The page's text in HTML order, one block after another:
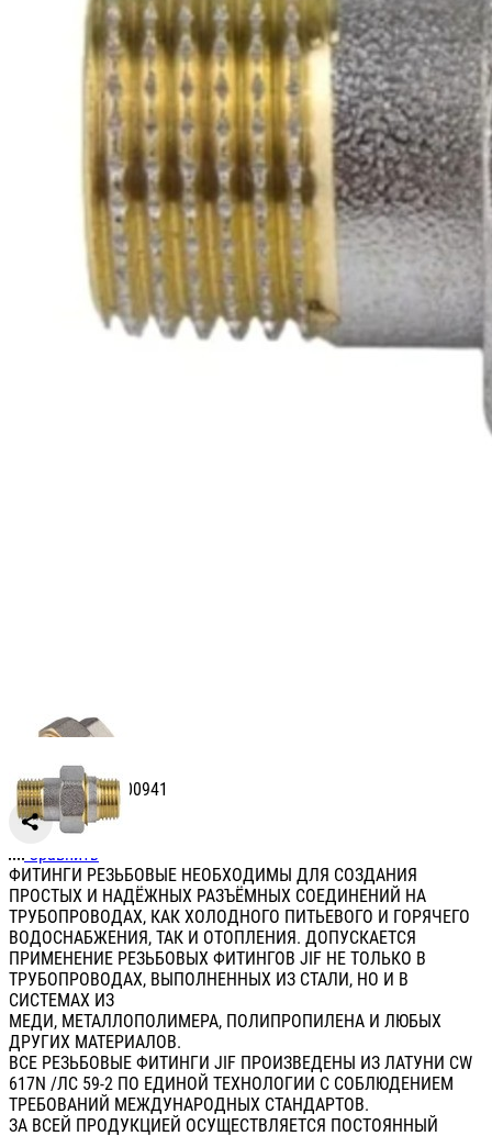
Артикул: УТ-00000941
Сравнить
ФИТИНГИ РЕЗЬБОВЫЕ НЕОБХОДИМЫ ДЛЯ СОЗДАНИЯ
ПРОСТЫХ И НАДЁЖНЫХ РАЗЪЁМНЫХ СОЕДИНЕНИЙ НА
ТРУБОПРОВОДАХ, КАК ХОЛОДНОГО ПИТЬЕВОГО И ГОРЯЧЕГО
ВОДОСНАБЖЕНИЯ, ТАК И ОТОПЛЕНИЯ. ДОПУСКАЕТСЯ
ПРИМЕНЕНИЕ РЕЗЬБОВЫХ ФИТИНГОВ JIF НЕ ТОЛЬКО В
ТРУБОПРОВОДАХ, ВЫПОЛНЕННЫХ ИЗ СТАЛИ, НО И В
СИСТЕМАХ ИЗ
МЕДИ, МЕТАЛЛОПОЛИМЕРА, ПОЛИПРОПИЛЕНА И ЛЮБЫХ
ДРУГИХ МАТЕРИАЛОВ.
ВСЕ РЕЗЬБОВЫЕ ФИТИНГИ JIF ПРОИЗВЕДЕНЫ ИЗ ЛАТУНИ CW
617N /ЛС 59-2 ПО ЕДИНОЙ ТЕХНОЛОГИИ С СОБЛЮДЕНИЕМ
ТРЕБОВАНИЙ МЕЖДУНАРОДНЫХ СТАНДАРТОВ.
ЗА ВСЕЙ ПРОДУКЦИЕЙ ОСУЩЕСТВЛЯЕТСЯ ПОСТОЯННЫЙ